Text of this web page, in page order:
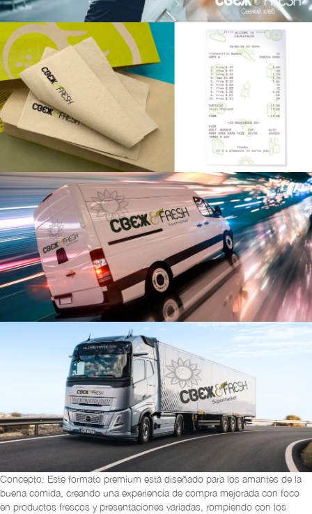
Concepto: Este formato premium está diseñado para los amantes de la
buena comida, creando una experiencia de compra mejorada con foco
en productos frescos y presentaciones variadas, rompiendo con los